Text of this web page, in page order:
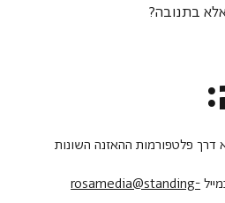
בתנובה?
דרך פלטפורמות ההאזנה השונות
rosamedia@standing-